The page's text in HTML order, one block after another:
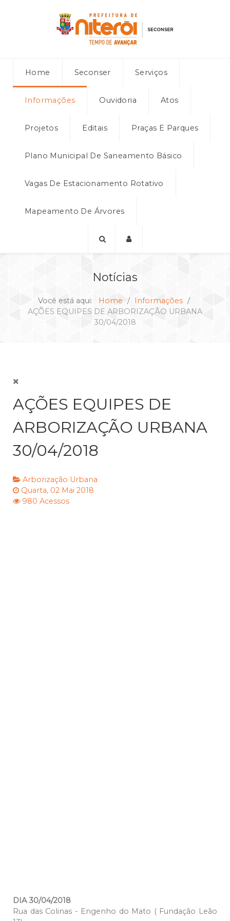
Home Seconser Serviços
Informações Ouvidoria Atos
Projetos Editais Praças E Parques
Plano Municipal De Saneamento Básico
Vagas De Estacionamento Rotativo
Mapeamento De Árvores
Notícias
Você está aqui: Home
Informações
AÇÕES EQUIPES DE ARBORIZAÇÃO URBANA
30/04/2018
AÇÕES EQUIPES DE
ARBORIZAÇÃO URBANA
30/04/2018
Arborização Urbana
Quarta, 02 Mai 2018
980 Acessos
DIA 30/04/2018
Rua das Colinas - Engenho do Mato ( Fundação Leão